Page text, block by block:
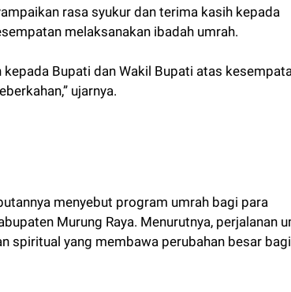
rasa syukur dan terima kasih kepada
melaksanakan ibadah umrah.
Bupati dan Wakil Bupati atas
ujarnya.
menyebut program umrah bagi para
Murung Raya. Menurutnya, perjalanan
spiritual yang membawa perubahan besar bagi